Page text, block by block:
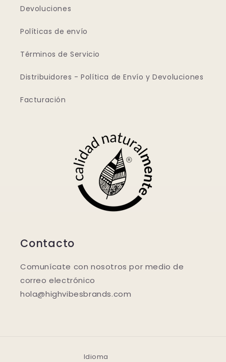
Devoluciones
Políticas de envío
Términos de Servicio
Distribuidores - Política de Envío y Devoluciones
Facturación
Contacto
Comunícate con nosotros por medio de
correo electrónico
hola@highvibesbrands.com
Idioma